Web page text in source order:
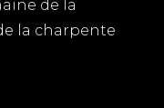
la pose de
de la
la charpente